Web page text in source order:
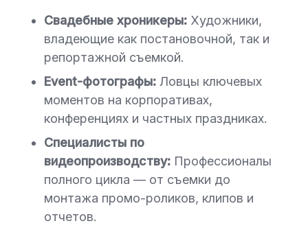
Свадебные хроникеры: Художники,
владеющие как постановочной, так и
репортажной съемкой.
Event-фотографы: Ловцы ключевых
моментов на корпоративах,
конференциях и частных праздниках.
Специалисты по
видеопроизводству: Профессионалы
полного цикла — от съемки до
монтажа промо-роликов, клипов и
отчетов.